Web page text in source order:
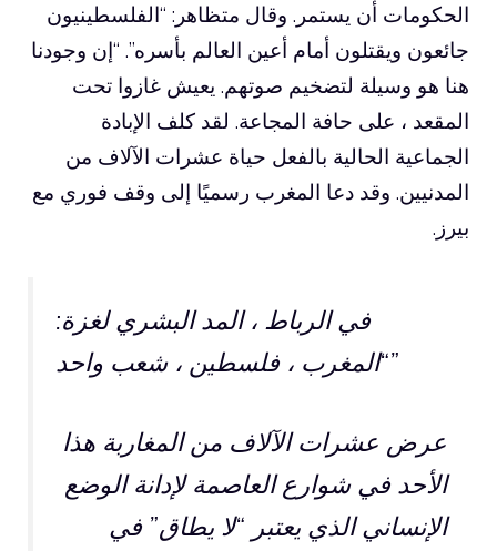
الحكومات أن يستمر. وقال متظاهر: “الفلسطينيون
جائعون ويقتلون أمام أعين العالم بأسره”. “إن وجودنا
هنا هو وسيلة لتضخيم صوتهم. يعيش غازوا تحت
المقعد ، على حافة المجاعة. لقد كلف الإبادة
الجماعية الحالية بالفعل حياة عشرات الآلاف من
المدنيين. وقد دعا المغرب رسميًا إلى وقف فوري مع
بيرز.
في الرباط ، المد البشري لغزة:
“المغرب ، فلسطين ، شعب واحد”
عرض عشرات الآلاف من المغاربة هذا
الأحد في شوارع العاصمة لإدانة الوضع
الإنساني الذي يعتبر “لا يطاق” في